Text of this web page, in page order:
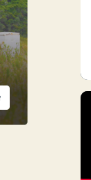
Généralités - tous sujets
Gestion de l’exploitation